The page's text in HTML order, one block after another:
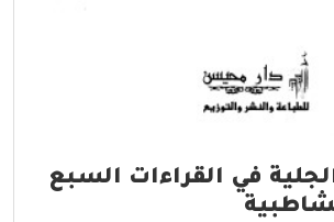
في القراءات السبع